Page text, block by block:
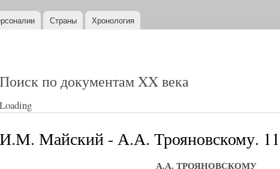
Страны Хронология
Поиск по документам XX века
Loading
И.М. Майский - А.А. Трояновскому. 11
А.А. ТРОЯНОВСКОМУ